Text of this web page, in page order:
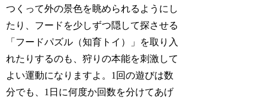
つくって外の景色を眺められるようにし
たり、フードを少しずつ隠して探させる
「フードパズル（知育トイ）」を取り入
れたりするのも、狩りの本能を刺激して
よい運動になりますよ。1回の遊びは数
分でも、1日に何度か回数を分けてあげ